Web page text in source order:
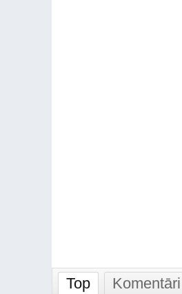
Top Komentāri